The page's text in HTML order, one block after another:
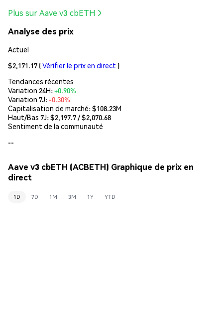
Plus sur Aave v3 cbETH
Analyse des prix
Actuel
$2,171.17 (Vérifier le prix en direct )
Tendances récentes
Variation 24H:+0.90%
Variation 7J: -0.30%
Capitalisation de marché:$108.23M
Haut/Bas 7J: $2,197.7/ $2,070.68
Sentiment de la communauté
--
Aave v3 cbETH (ACBETH) Graphique de prix en
direct
1D 7D 1M 3M 1Y YTD